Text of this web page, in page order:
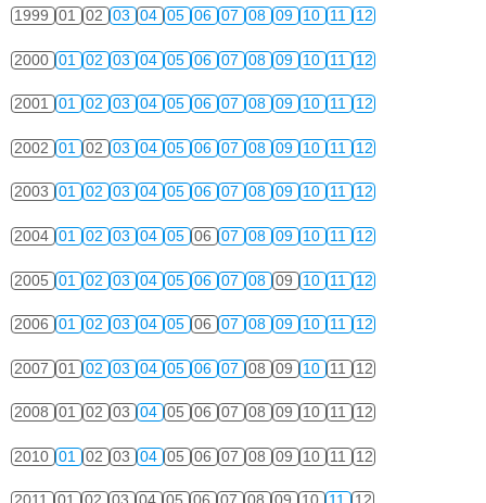
1999 01 02 03 04 05 06 07 08 09 10 11 12
2000 01 02 03 04 05 06 07 08 09 10 11 12
2001 01 02 03 04 05 06 07 08 09 10 11 12
2002 01 02 03 04 05 06 07 08 09 10 11 12
2003 01 02 03 04 05 06 07 08 09 10 11 12
2004 01 02 03 04 05 06 07 08 09 10 11 12
2005 01 02 03 04 05 06 07 08 09 10 11 12
2006 01 02 03 04 05 06 07 08 09 10 11 12
2007 01 02 03 04 05 06 07 08 09 10 11 12
2008 01 02 03 04 05 06 07 08 09 10 11 12
2010 01 02 03 04 05 06 07 08 09 10 11 12